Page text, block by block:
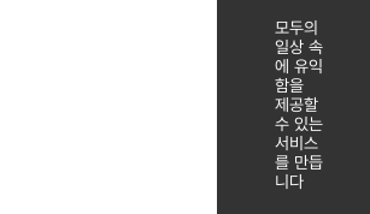
모두의
일상 속
에 유익
함을
제공할
수 있는
서비스
를 만듭
니다